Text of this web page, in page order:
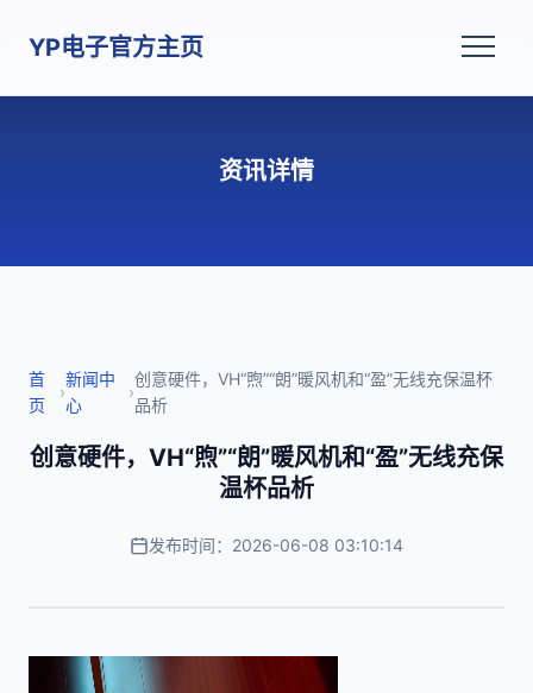
YP电子官方主页
资讯详情
首
页
›
新闻中
心
›
创意硬件，VH“煦”“朗”暖风机和“盈”无线充保温杯
品析
创意硬件，VH“煦”“朗”暖风机和“盈”无线充保
温杯品析
发布时间：2026-06-08 03:10:14